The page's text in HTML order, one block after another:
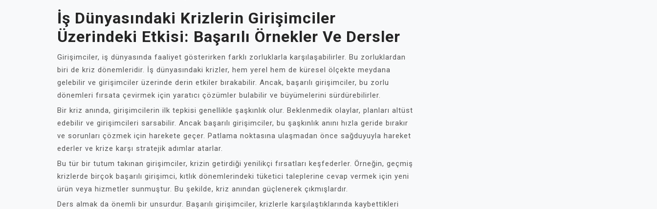
İş Dünyasındaki Krizlerin Girişimciler
Üzerindeki Etkisi: Başarılı Örnekler Ve Dersler
Girişimciler, iş dünyasında faaliyet gösterirken farklı zorluklarla karşılaşabilirler. Bu zorluklardan
biri de kriz dönemleridir. İş dünyasındaki krizler, hem yerel hem de küresel ölçekte meydana
gelebilir ve girişimciler üzerinde derin etkiler bırakabilir. Ancak, başarılı girişimciler, bu zorlu
dönemleri fırsata çevirmek için yaratıcı çözümler bulabilir ve büyümelerini sürdürebilirler.
Bir kriz anında, girişimcilerin ilk tepkisi genellikle şaşkınlık olur. Beklenmedik olaylar, planları altüst
edebilir ve girişimcileri sarsabilir. Ancak başarılı girişimciler, bu şaşkınlık anını hızla geride bırakır
ve sorunları çözmek için harekete geçer. Patlama noktasına ulaşmadan önce sağduyuyla hareket
ederler ve krize karşı stratejik adımlar atarlar.
Bu tür bir tutum takınan girişimciler, krizin getirdiği yenilikçi fırsatları keşfederler. Örneğin, geçmiş
krizlerde birçok başarılı girişimci, kıtlık dönemlerindeki tüketici taleplerine cevap vermek için yeni
ürün veya hizmetler sunmuştur. Bu şekilde, kriz anından güçlenerek çıkmışlardır.
Ders almak da önemli bir unsurdur. Başarılı girişimciler, krizlerle karşılaştıklarında kaybettikleri